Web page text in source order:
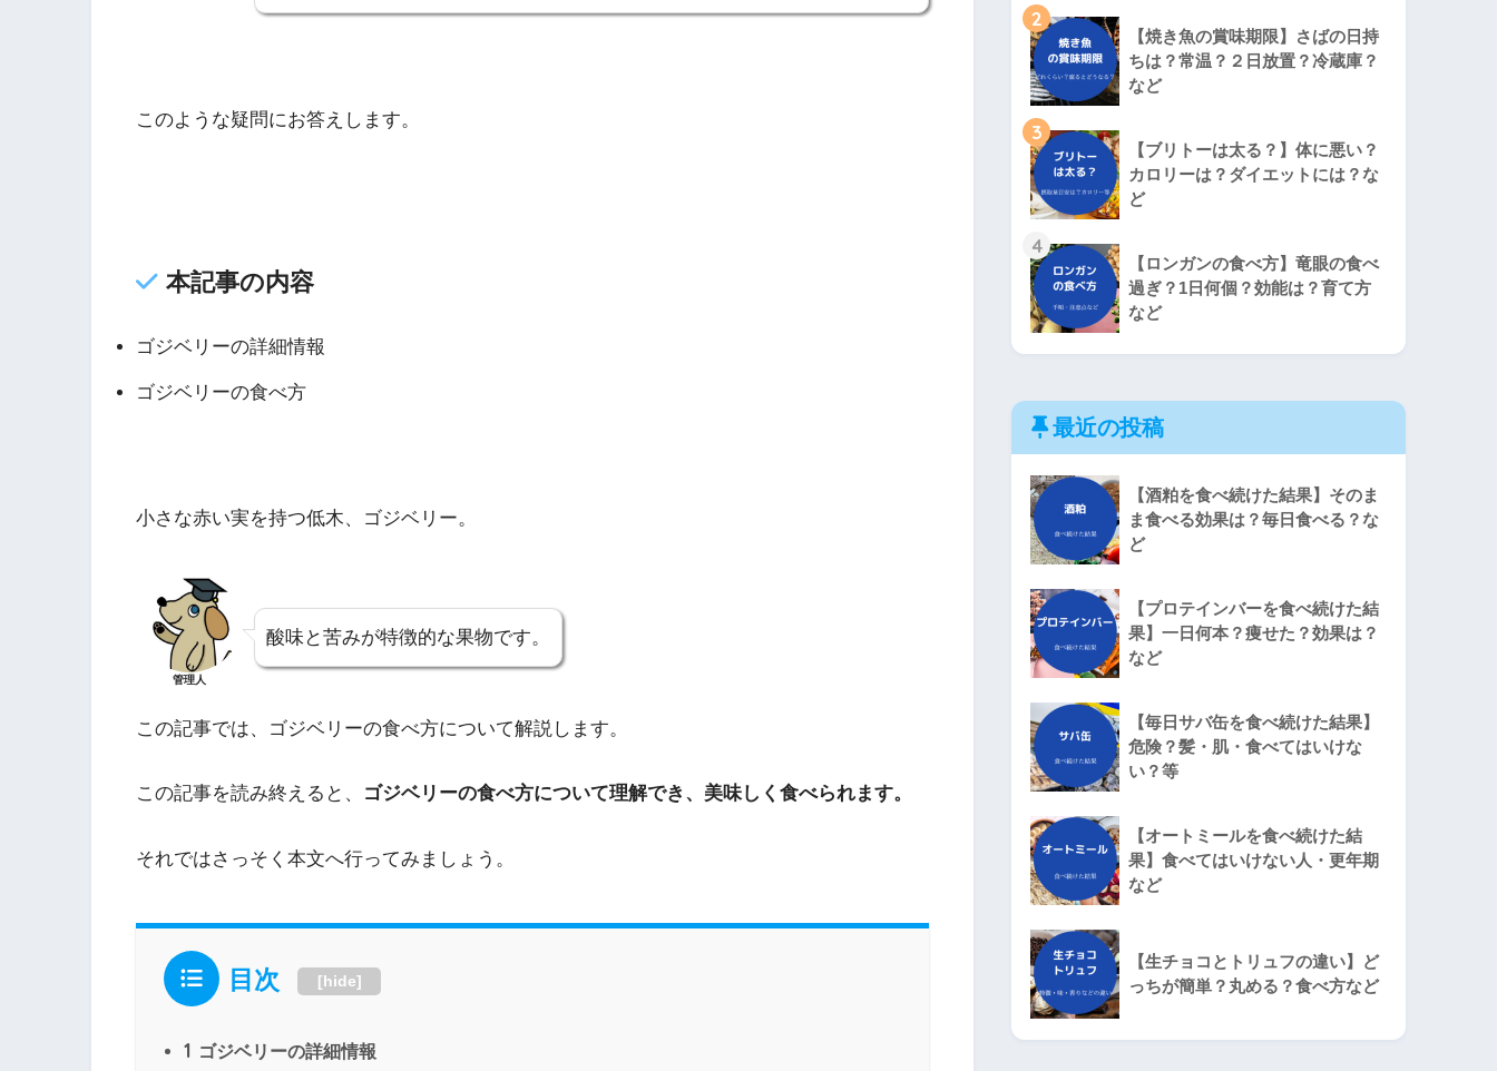
このような疑問にお答えします。
本記事の内容
ゴジベリーの詳細情報
ゴジベリーの食べ方
小さな赤い実を持つ低木、ゴジベリー。
管理人
酸味と苦みが特徴的な果物です。
この記事では、ゴジベリーの食べ方について解説します。
この記事を読み終えると、 ゴジベリーの食べ方について理解でき、美味しく食べられます。
それではさっそく本文へ行ってみましょう。
目次 [hide]
1 ゴジベリーの詳細情報
2
【焼き魚の賞味期限】さばの日持
ちは？常温？２日放置？冷蔵庫？
など
3
【ブリトーは太る？】体に悪い？
カロリーは？ダイエットには？な
ど
4
【ロンガンの食べ方】竜眼の食べ
過ぎ？1日何個？効能は？育て方
など
最近の投稿
【酒粕を食べ続けた結果】そのま
ま食べる効果は？毎日食べる？な
ど
【プロテインバーを食べ続けた結
果】一日何本？痩せた？効果は？
など
【毎日サバ缶を食べ続けた結果】
危険？髪・肌・食べてはいけな
い？等
【オートミールを食べ続けた結
果】食べてはいけない人・更年期
など
【生チョコとトリュフの違い】ど
っちが簡単？丸める？食べ方など